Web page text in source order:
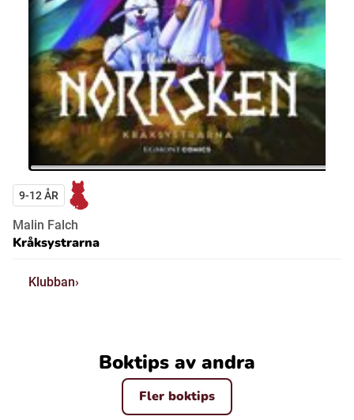
9-12 ÅR
Malin Falch
Kråksystrarna
Klubban
Boktips av andra
Fler boktips